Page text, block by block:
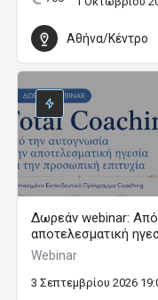
Αθήνα/Κέντρο
Δωρεάν webinar:
αποτελεσματική
Webinar
3 Σεπτεμβρίου 2026